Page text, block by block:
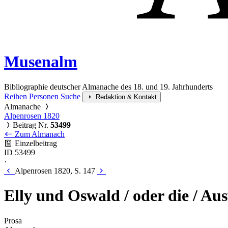
Musenalm
Bibliographie deutscher Almanache des 18. und 19. Jahrhunderts
Reihen Personen Suche Redaktion & Kontakt
Almanache
Alpenrosen 1820
Beitrag Nr. 53499
Zum Almanach
Einzelbeitrag
ID 53499
·
Alpenrosen 1820, S. 147
Elly und Oswald / oder die /
Prosa